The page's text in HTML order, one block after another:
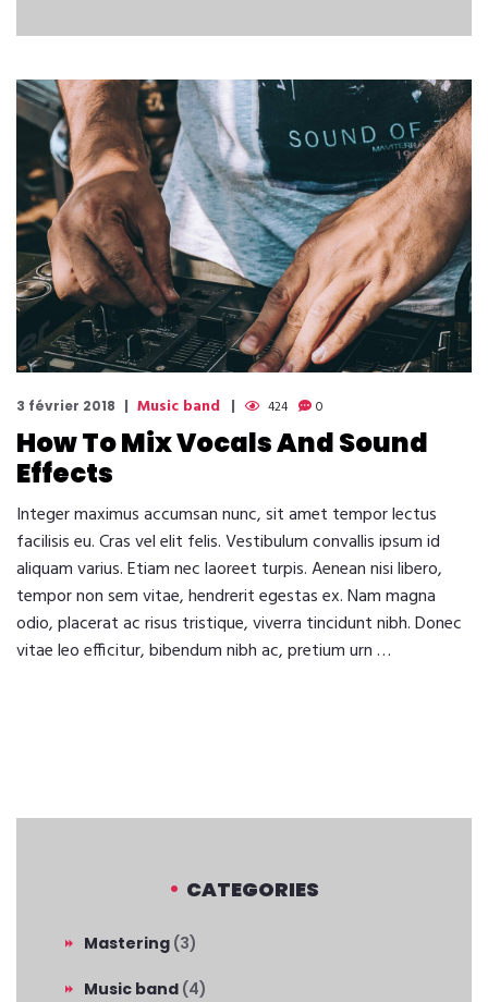
3 février 2018 Music band 424 0
How To Mix Vocals And Sound
Effects
Integer maximus accumsan nunc, sit amet tempor lectus
facilisis eu. Cras vel elit felis. Vestibulum convallis ipsum id
aliquam varius. Etiam nec laoreet turpis. Aenean nisi libero,
tempor non sem vitae, hendrerit egestas ex. Nam magna
odio, placerat ac risus tristique, viverra tincidunt nibh. Donec
vitae leo efficitur, bibendum nibh ac, pretium urn …
CATEGORIES
Mastering (3)
Music band (4)